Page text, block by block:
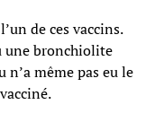
de ces vaccins.
une bronchiolite
n’a même pas eu le